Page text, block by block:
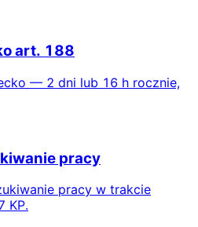
art. 188
— 2 dni lub 16 h rocznie,
pracy
pracy w trakcie
KP.